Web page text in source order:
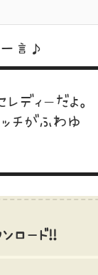
一言♪
ディーだよ。
チがふわゆ
ロード!!